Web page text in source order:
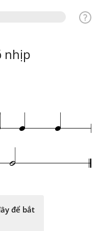
nhịp
q
q
h
để bắt